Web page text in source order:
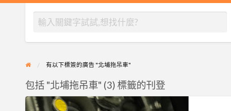
有以下標簽的廣告 "北埔拖吊車"
包括 "北埔拖吊車" (3) 標籤的刊登
雙